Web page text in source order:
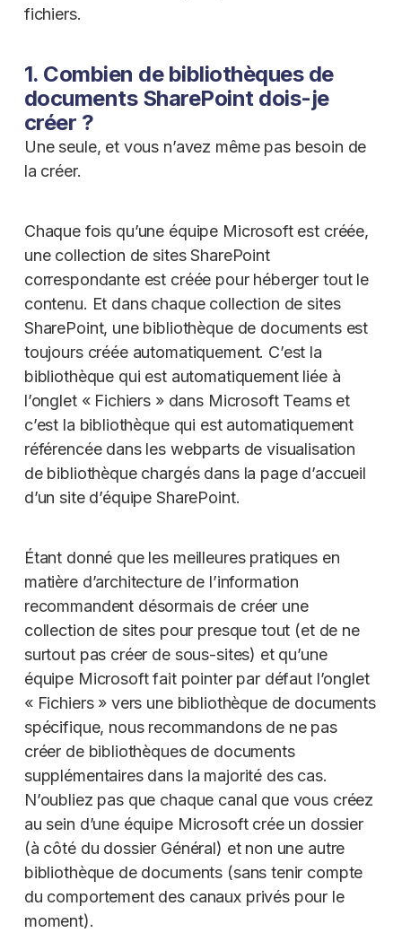
fichiers.
1. Combien de bibliothèques de
documents SharePoint dois-je
créer ?
Une seule, et vous n’avez même pas besoin de
la créer.
Chaque fois qu’une équipe Microsoft est créée,
une collection de sites SharePoint
correspondante est créée pour héberger tout le
contenu. Et dans chaque collection de sites
SharePoint, une bibliothèque de documents est
toujours créée automatiquement. C’est la
bibliothèque qui est automatiquement liée à
l’onglet « Fichiers » dans Microsoft Teams et
c’est la bibliothèque qui est automatiquement
référencée dans les webparts de visualisation
de bibliothèque chargés dans la page d’accueil
d’un site d’équipe SharePoint.
Étant donné que les meilleures pratiques en
matière d’architecture de l’information
recommandent désormais de créer une
collection de sites pour presque tout (et de ne
surtout pas créer de sous-sites) et qu’une
équipe Microsoft fait pointer par défaut l’onglet
« Fichiers » vers une bibliothèque de documents
spécifique, nous recommandons de ne pas
créer de bibliothèques de documents
supplémentaires dans la majorité des cas.
N’oubliez pas que chaque canal que vous créez
au sein d’une équipe Microsoft crée un dossier
(à côté du dossier Général) et non une autre
bibliothèque de documents (sans tenir compte
du comportement des canaux privés pour le
moment).